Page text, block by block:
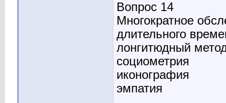
Вопрос 14
Многократное
длительного
лонгитюдный
социометрия
иконография
эмпатия